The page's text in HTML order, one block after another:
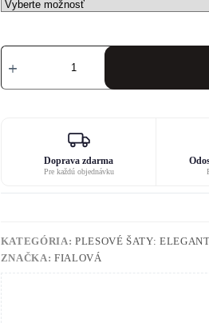
množstvo
Koktejlove
s
Doprava zdarma
Pre každú objednávku
KATEGÓRIA: PLESOVÉ ŠATY:
ZNAČKA: FIALOVÁ